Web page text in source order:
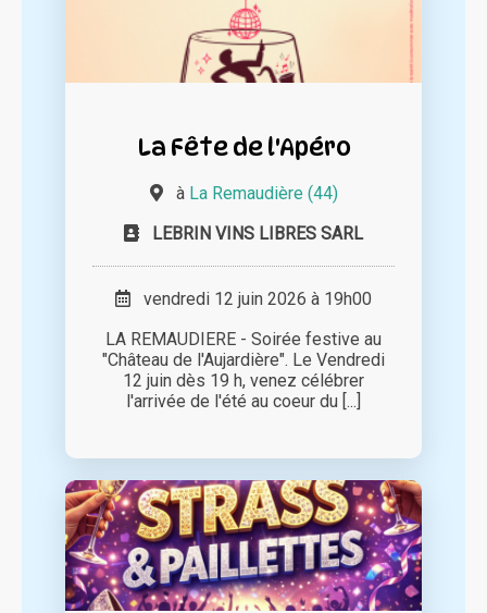
La Fête de l'Apéro
à La Remaudière (44)
LEBRIN VINS LIBRES SARL
vendredi 12 juin 2026 à 19h00
LA REMAUDIERE - Soirée festive au
"Château de l'Aujardière". Le Vendredi
12 juin dès 19 h, venez célébrer
l'arrivée de l'été au coeur du [...]